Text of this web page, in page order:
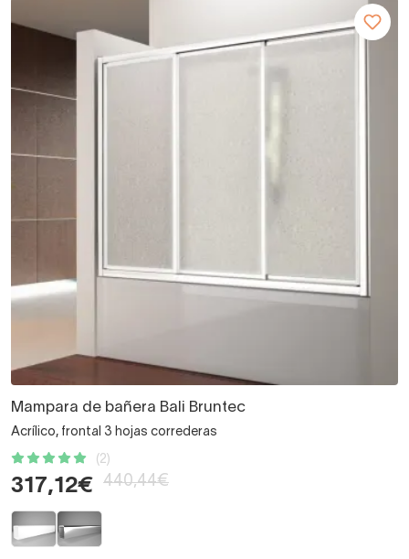
Mampara de bañera Bali Bruntec
Acrílico, frontal 3 hojas correderas
(2)
317,12€ 440,44€